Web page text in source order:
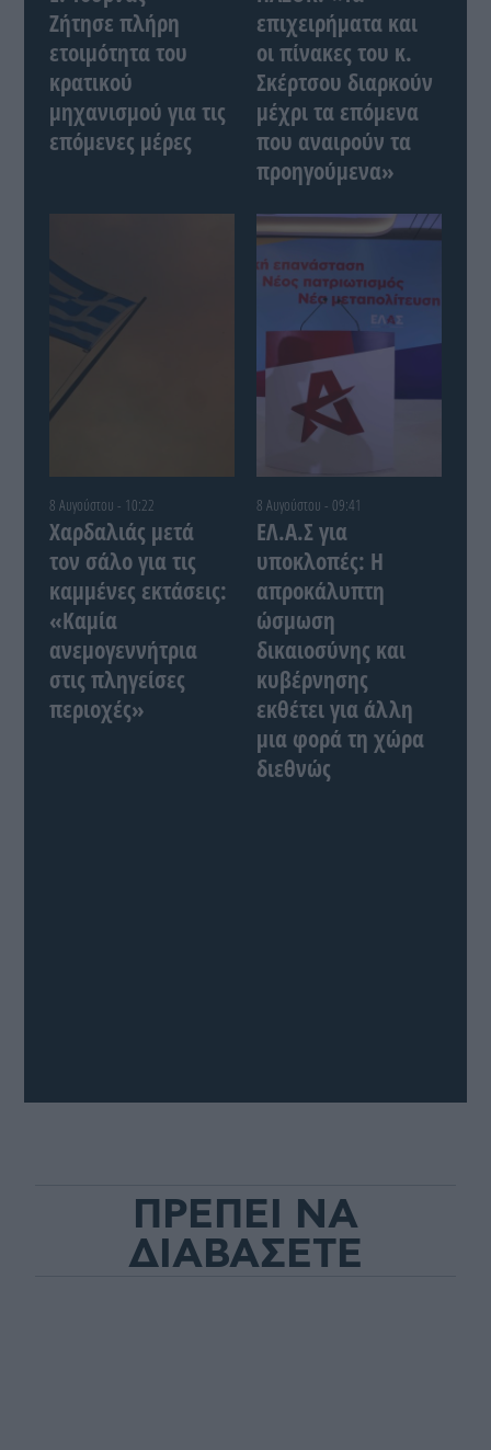
Ζήτησε πλήρη
ετοιμότητα του
κρατικού
μηχανισμού για τις
επόμενες μέρες
επιχειρήματα και
οι πίνακες του κ.
Σκέρτσου διαρκούν
μέχρι τα επόμενα
που αναιρούν τα
προηγούμενα»
8 Αυγούστου - 10:22
Χαρδαλιάς μετά
τον σάλο για τις
καμμένες εκτάσεις:
«Καμία
ανεμογεννήτρια
στις πληγείσες
περιοχές»
8 Αυγούστου - 09:41
ΕΛ.Α.Σ για
υποκλοπές: Η
απροκάλυπτη
ώσμωση
δικαιοσύνης και
κυβέρνησης
εκθέτει για άλλη
μια φορά τη χώρα
διεθνώς
ΠΡΕΠΕΙ ΝΑ
ΔΙΑΒΑΣΕΤΕ